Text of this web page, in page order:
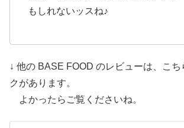
もしれないッスね♪
↓ 他の BASE FOOD のレビューは、こ
クがあります。
よかったらご覧くださいね。